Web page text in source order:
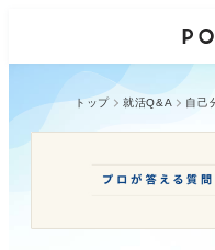
トップ 就活Q&A 自己